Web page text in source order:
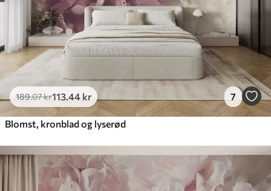
189.07kr113 .44 kr 7
Blomst, kronblad og lyserød